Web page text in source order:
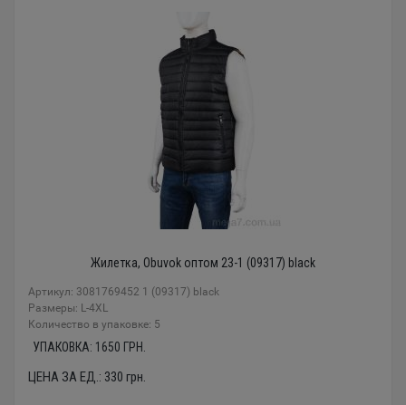
Жилетка, Obuvok оптом 23-1 (09317) black
Артикул: 3081769452 1 (09317) black
Размеры: L-4XL
Количество в упаковке: 5
УПАКОВКА: 1650 ГРН.
ЦЕНА ЗА ЕД.: 330 грн.